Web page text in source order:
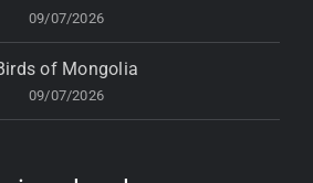
09/07/2026
of Mongolia
09/07/2026